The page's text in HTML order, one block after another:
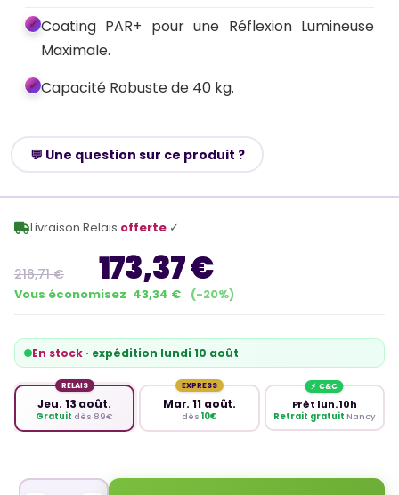
Coating PAR+ pour une Réflexion Lumineuse
Maximale.
Capacité Robuste de 40 kg.
💬 Une question sur ce produit ?
173,37 €
216,71 €
En stock · expédition lundi 10 août
RELAIS
Jeu. 13 août.
Gratuit dès 89€
EXPRESS
Mar. 11 août.
dès 10€
Prêt lun. 10h
Retrait gratuit Nancy
Livraison Relais offerte ✓
Vous économisez 43,34 € (-20%)